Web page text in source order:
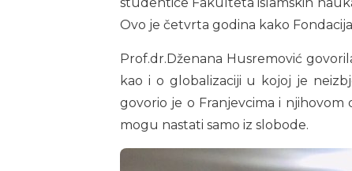
Ovo je četvrta godina kako
Prof.dr.Dženana Husremović
kao i o globalizaciji u kojoj je
govorio je o Franjevcima i njihovom
mogu nastati samo iz slobode.